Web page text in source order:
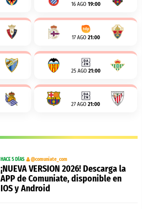
16 AGO 19:00
17 AGO 21:00
25 AGO 21:00
27 AGO 21:00
HACE 5 DÍAS @comuniate_com
¡NUEVA VERSION 2026! Descarga la
APP de Comuniate, disponible en
IOS y Android